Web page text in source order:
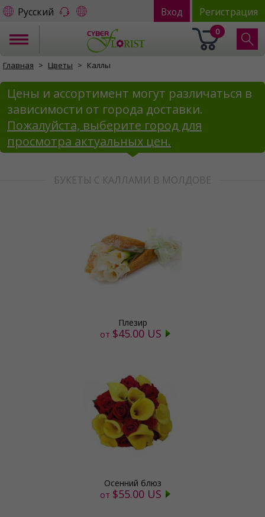
Русский Вход Регистрация
0
Главная Цветы Каллы
Цены и ассортимент могут различаться в
зависимости от города доставки.
Пожалуйста, выберите город для
просмотра актуальных цен.
БУКЕТЫ С КАЛЛАМИ В МОЛДОВЕ
Плезир
от $45.00 US
Осенний блюз
от $55.00 US